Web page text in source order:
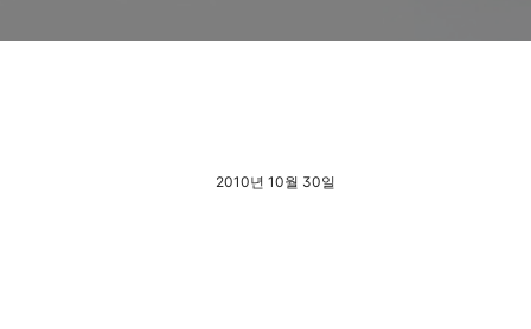
2010년 10월 30일